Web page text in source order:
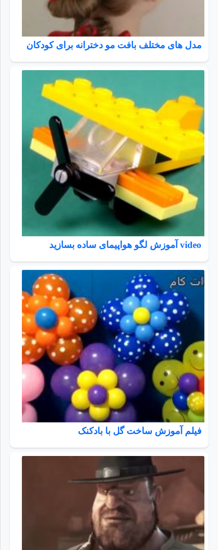
مدل های مختلف بافت مو دخترانه برای کودکان
video آموزش لگو هواپیمای ساده بسازید
فیلم آموزش ساخت گل با بادکنک